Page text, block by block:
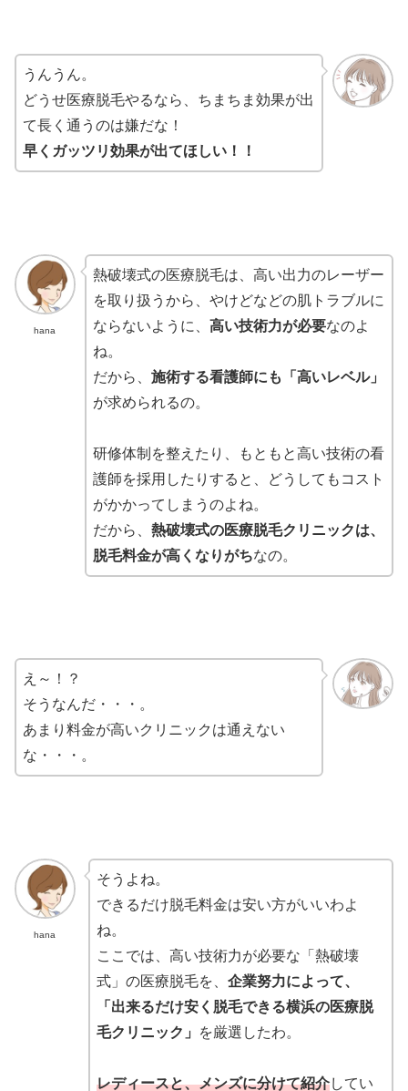
うんうん。
どうせ医療脱毛やるなら、ちまちま効果が出
て長く通うのは嫌だな！
早くガッツリ効果が出てほしい！！
hana
熱破壊式の医療脱毛は、高い出力のレーザー
を取り扱うから、やけどなどの肌トラブルに
ならないように、 高い技術力が必要なのよ
ね。
だから、 施術する看護師にも「高いレベル」
が求められるの。
研修体制を整えたり、もともと高い技術の看
護師を採用したりすると、どうしてもコスト
がかかってしまうのよね。
だから、 熱破壊式の医療脱毛クリニックは、
脱毛料金が高くなりがちなの。
え～！？
そうなんだ・・・。
あまり料金が高いクリニックは通えない
な・・・。
hana
そうよね。
できるだけ脱毛料金は安い方がいいわよ
ね。
ここでは、高い技術力が必要な「熱破壊
式」の医療脱毛を、 企業努力によって、
「出来るだけ安く脱毛できる横浜の医療脱
毛クリニック」
を厳選したわ。
レディースと、メンズに分けて紹介してい